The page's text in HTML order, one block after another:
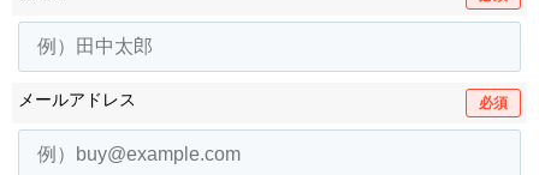
メールアドレス 必須